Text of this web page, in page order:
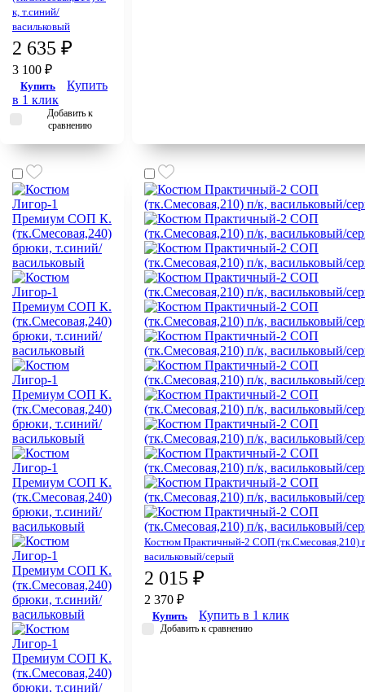
к, т.синий/
васильковый
2 635 ₽
3 100 ₽
Купить
Купить
в 1 клик
Добавить к
сравнению
Костюм Практичный-2 СОП (тк.Смесовая,210)
васильковый/серый
2 015 ₽
2 370 ₽
Купить Купить в 1 клик
Добавить к сравнению